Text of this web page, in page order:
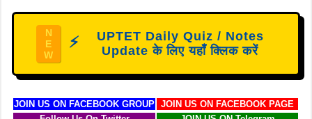
N
E
W
⚡
UPTET Daily Quiz / Notes
Update के लिए यहाँ क्लिक करें
JOIN US ON FACEBOOK GROUP
JOIN US ON FACEBOOK PAGE